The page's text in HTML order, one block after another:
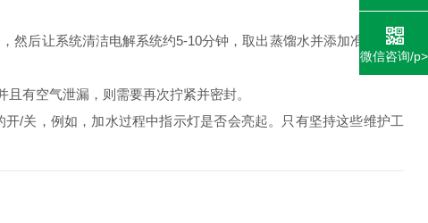
后让系统清洁电解系统约5-10分钟，取出蒸馏水并添加准备好的
有空气泄漏，则需要再次拧紧并密封。
关，例如，加水过程中指示灯是否会亮起。只有坚持这些维护工
微信咨询/p>